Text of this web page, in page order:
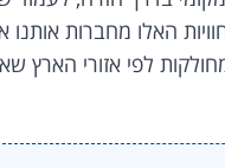
האלו מחברות אותנו
לפי אזורי הארץ